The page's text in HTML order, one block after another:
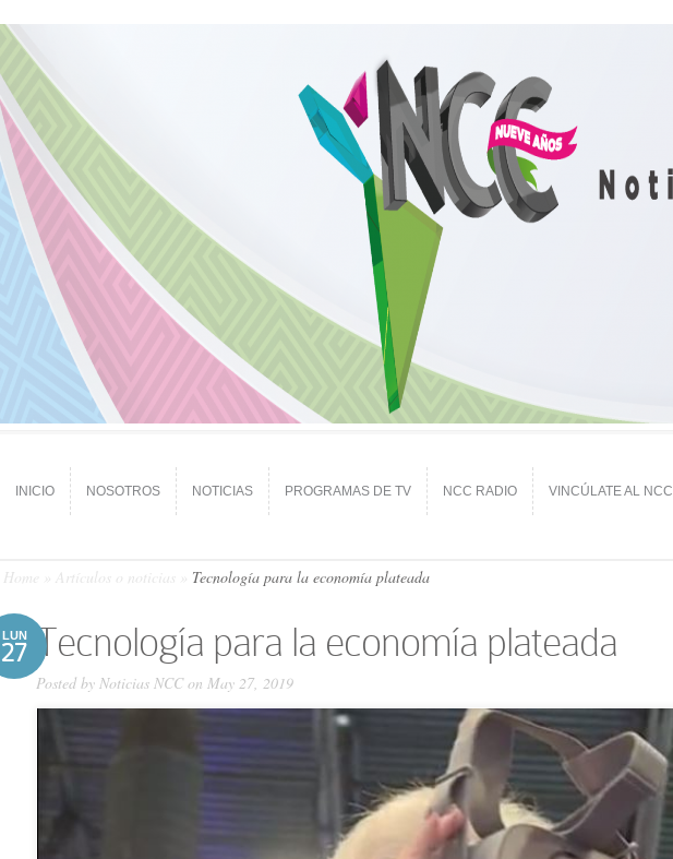
INICIO NOSOTROS NOTICIAS PROGRAMAS DE TV NCC RADIO VINCÚLATE AL NCC
Home Artículos o noticias Tecnología para la economía plateada
LUN
27 Tecnología para la economía plateada
Posted by Noticias NCCon May 27, 2019